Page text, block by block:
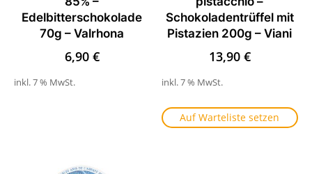
Edelbitterschokolade
70g – Valrhona
6,90 €
inkl. 7 % MwSt.
Schokoladentrüffel mit
Pistazien 200g – Viani
13,90 €
inkl. 7 % MwSt.
Auf Warteliste setzen